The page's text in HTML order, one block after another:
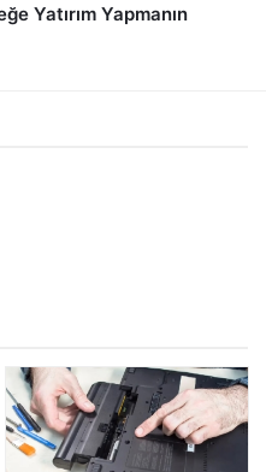
Yatırım Yapmanın